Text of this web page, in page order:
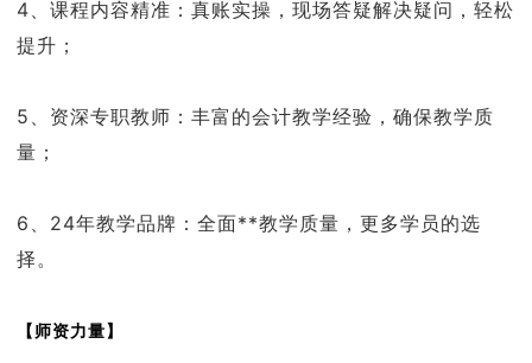
4、课程内容精准：真账实操，现场答疑解决疑问，轻松
提升；
5、资深专职教师：丰富的会计教学经验，确保教学质
量；
6、24年教学品牌：全面**教学质量，更多学员的选
择。
【师资力量】